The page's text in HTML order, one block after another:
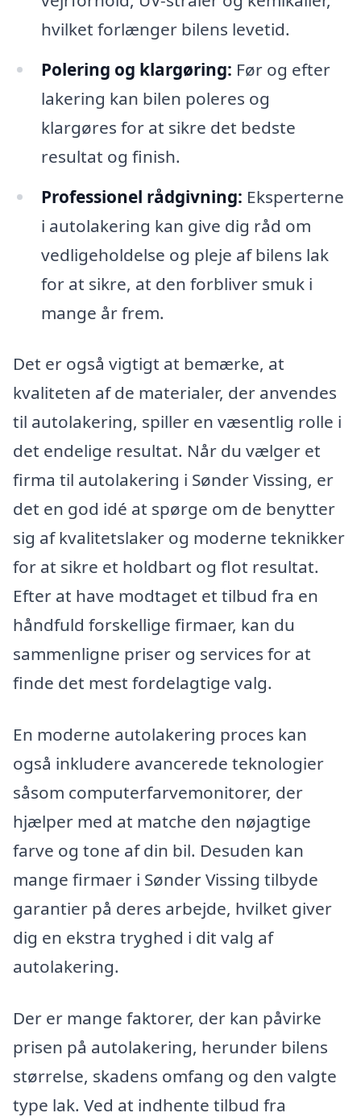
hvilket forlænger bilens levetid.
Polering og klargøring: Før og efter
lakering kan bilen poleres og
klargøres for at sikre det bedste
resultat og finish.
Professionel rådgivning: Eksperterne
i autolakering kan give dig råd om
vedligeholdelse og pleje af bilens lak
for at sikre, at den forbliver smuk i
mange år frem.
Det er også vigtigt at bemærke, at
kvaliteten af de materialer, der anvendes
til autolakering, spiller en væsentlig rolle i
det endelige resultat. Når du vælger et
firma til autolakering i Sønder Vissing, er
det en god idé at spørge om de benytter
sig af kvalitetslaker og moderne teknikker
for at sikre et holdbart og flot resultat.
Efter at have modtaget et tilbud fra en
håndfuld forskellige firmaer, kan du
sammenligne priser og services for at
finde det mest fordelagtige valg.
En moderne autolakering proces kan
også inkludere avancerede teknologier
såsom computerfarvemonitorer, der
hjælper med at matche den nøjagtige
farve og tone af din bil. Desuden kan
mange firmaer i Sønder Vissing tilbyde
garantier på deres arbejde, hvilket giver
dig en ekstra tryghed i dit valg af
autolakering.
Der er mange faktorer, der kan påvirke
prisen på autolakering, herunder bilens
størrelse, skadens omfang og den valgte
type lak. Ved at indhente tilbud fra